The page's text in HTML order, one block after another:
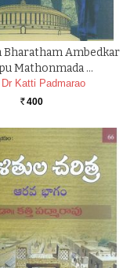
Bharatham Ambedkar
Mathonmada …
Dr Katti Padmarao
Rs. 400